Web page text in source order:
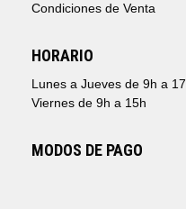
Condiciones de Venta
HORARIO
Lunes a Jueves de 9h a
Viernes de 9h a 15h
MODOS DE PAGO